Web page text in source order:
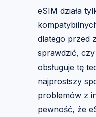
eSIM działa
dlatego przed
sprawdzić,
obsługuje tę
najprostszy
problemów z
pewność, że